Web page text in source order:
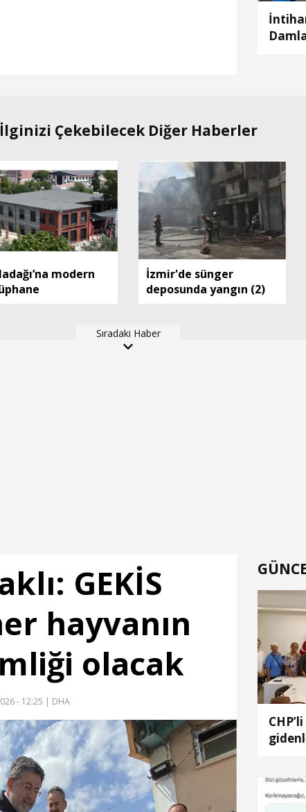
İlginizi Çekebilecek Diğer Haberler
modern
İzmir'de sünger
deposunda yangın (2)
Sıradaki Haber
GEKİS
hayvanın
olacak
- 12:25 | DHA